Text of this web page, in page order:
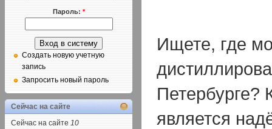
Ищете, где
Петербурге?
является
Пароль: *
Создать новую учетную
запись
Запросить новый пароль
Сейчас на сайте
Сейчас на сайте 10